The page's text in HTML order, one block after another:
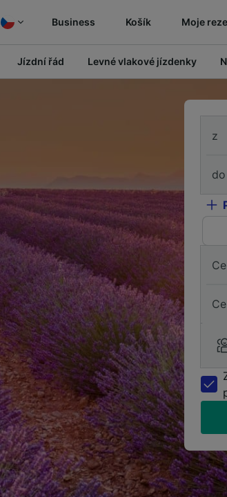
Business Košík Moje
Jízdní řád Levné vlakové jízdenky
z
do